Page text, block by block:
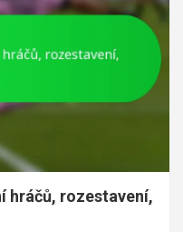
hráčů, rozestavení,